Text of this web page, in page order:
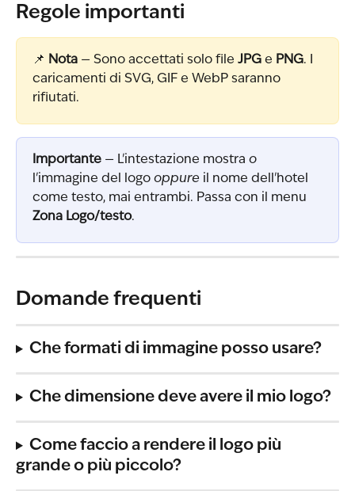
Regole importanti
📌 Nota — Sono accettati solo file JPG e PNG. I
caricamenti di SVG, GIF e WebP saranno
rifiutati.
Importante — L'intestazione mostra o
l'immagine del logo oppure il nome dell'hotel
come testo, mai entrambi. Passa con il menu
Zona Logo/testo.
Domande frequenti
Che formati di immagine posso usare?
Che dimensione deve avere il mio logo?
Come faccio a rendere il logo più
grande o più piccolo?